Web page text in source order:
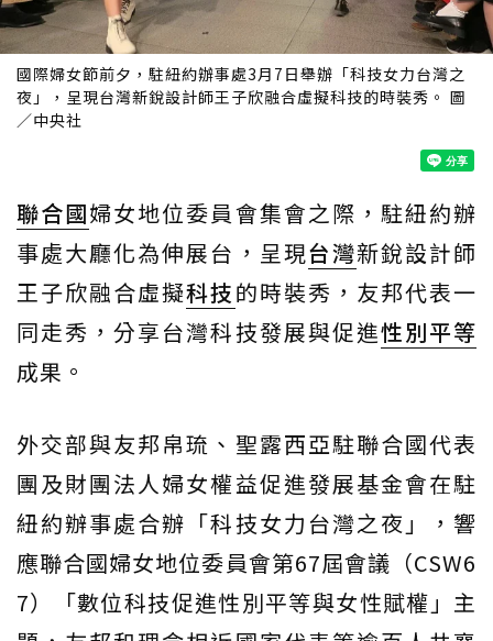
國際婦女節前夕，駐紐約辦事處3月7日舉辦「科技女力台灣之
夜」，呈現台灣新銳設計師王子欣融合虛擬科技的時裝秀。 圖
／中央社
聯合國婦女地位委員會集會之際，駐紐約辦
事處大廳化為伸展台，呈現台灣新銳設計師
王子欣融合虛擬科技的時裝秀，友邦代表一
同走秀，分享台灣科技發展與促進性別平等
成果。
外交部與友邦帛琉、聖露西亞駐聯合國代表
團及財團法人婦女權益促進發展基金會在駐
紐約辦事處合辦「科技女力台灣之夜」，響
應聯合國婦女地位委員會第67屆會議（CSW6
7）「數位科技促進性別平等與女性賦權」主